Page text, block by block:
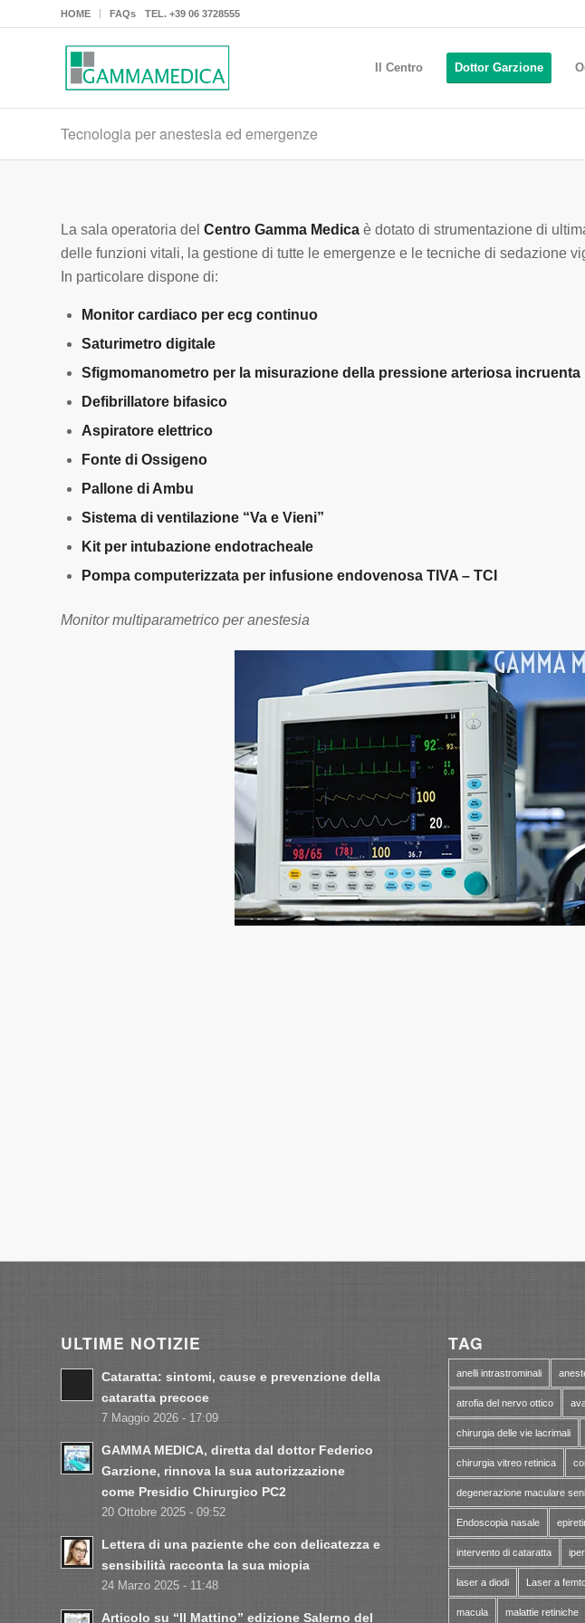
HOME FAQs TEL. +39 06 3728555
Il Centro Dottor Garzione
Tecnologia per anestesia ed emergenze
La sala operatoria del Centro Gamma Medica è dotato di strumentazione di
delle funzioni vitali, la gestione di tutte le emergenze e le tecniche di sedazione
In particolare dispone di:
Monitor cardiaco per ecg continuo
Saturimetro digitale
Sfigmomanometro per la misurazione della pressione arteriosa incruenta
Defibrillatore bifasico
Aspiratore elettrico
Fonte di Ossigeno
Pallone di Ambu
Sistema di ventilazione “Va e Vieni”
Kit per intubazione endotracheale
Pompa computerizzata per infusione endovenosa TIVA – TCI
Monitor multiparametrico per anestesia
ULTIME NOTIZIE
Cataratta: sintomi, cause e prevenzione della
cataratta precoce
7 Maggio 2026 - 17:09
GAMMA MEDICA, diretta dal dottor Federico
Garzione, rinnova la sua autorizzazione
come Presidio Chirurgico PC2
20 Ottobre 2025 - 09:52
Lettera di una paziente che con delicatezza e
sensibilità racconta la sua miopia
24 Marzo 2025 - 11:48
Articolo su “Il Mattino” edizione Salerno del
TAG
anelli intrastrominali
atrofia del nervo ottico
chirurgia delle vie lacrimali
chirurgia vitreo retinica
degenerazione maculare
Endoscopia nasale
intervento di cataratta
laser a diodi Laser a
macula malattie retiniche